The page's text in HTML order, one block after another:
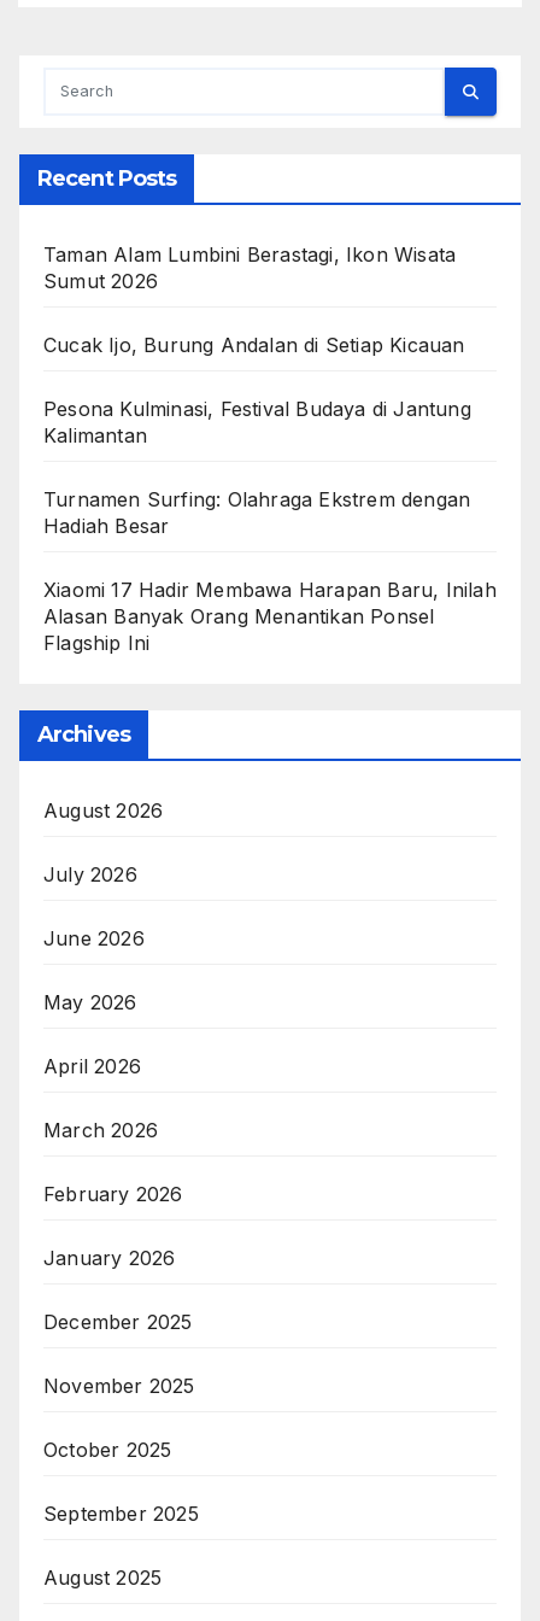
Recent Posts
Taman Alam Lumbini Berastagi, Ikon Wisata
Sumut 2026
Cucak Ijo, Burung Andalan di Setiap Kicauan
Pesona Kulminasi, Festival Budaya di Jantung
Kalimantan
Turnamen Surfing: Olahraga Ekstrem dengan
Hadiah Besar
Xiaomi 17 Hadir Membawa Harapan Baru, Inilah
Alasan Banyak Orang Menantikan Ponsel
Flagship Ini
Archives
August 2026
July 2026
June 2026
May 2026
April 2026
March 2026
February 2026
January 2026
December 2025
November 2025
October 2025
September 2025
August 2025